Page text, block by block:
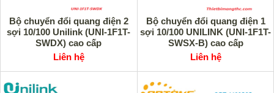
Bộ chuyển đổi quang điện 2
sợi 10/100 Unilink (UNI-1F1T-
SWDX) cao cấp
Liên hệ
Bộ chuyển đổi quang điện 1
sợi 10/100 UNILINK (UNI-1F1T-
SWSX-B) cao cấp
Liên hệ